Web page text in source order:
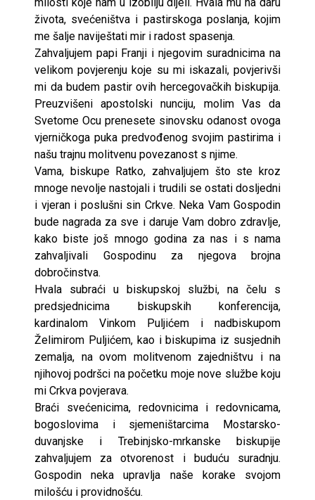
milosti koje nam u izobilju dijeli. Hvala mu na daru
života, svećeništva i pastirskoga poslanja, kojim
me šalje naviještati mir i radost spasenja.
Zahvaljujem papi Franji i njegovim suradnicima na
velikom povjerenju koje su mi iskazali, povjerivši
mi da budem pastir ovih hercegovačkih biskupija.
Preuzvišeni apostolski nunciju, molim Vas da
Svetome Ocu prenesete sinovsku odanost ovoga
vjerničkoga puka predvođenog svojim pastirima i
našu trajnu molitvenu povezanost s njime.
Vama, biskupe Ratko, zahvaljujem što ste kroz
mnoge nevolje nastojali i trudili se ostati dosljedni
i vjeran i poslušni sin Crkve. Neka Vam Gospodin
bude nagrada za sve i daruje Vam dobro zdravlje,
kako biste još mnogo godina za nas i s nama
zahvaljivali Gospodinu za njegova brojna
dobročinstva.
Hvala subraći u biskupskoj službi, na čelu s
predsjednicima biskupskih konferencija,
kardinalom Vinkom Puljićem i nadbiskupom
Želimirom Puljićem, kao i biskupima iz susjednih
zemalja, na ovom molitvenom zajedništvu i na
njihovoj podršci na početku moje nove službe koju
mi Crkva povjerava.
Braći svećenicima, redovnicima i redovnicama,
bogoslovima i sjemeništarcima Mostarsko-
duvanjske i Trebinjsko-mrkanske biskupije
zahvaljujem za otvorenost i buduću suradnju.
Gospodin neka upravlja naše korake svojom
milošću i providnošću.